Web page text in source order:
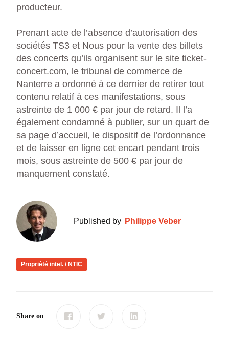
producteur.
Prenant acte de l’absence d’autorisation des
sociétés TS3 et Nous pour la vente des billets
des concerts qu’ils organisent sur le site ticket-
concert.com, le tribunal de commerce de
Nanterre a ordonné à ce dernier de retirer tout
contenu relatif à ces manifestations, sous
astreinte de 1 000 € par jour de retard. Il l’a
également condamné à publier, sur un quart de
sa page d’accueil, le dispositif de l’ordonnance
et de laisser en ligne cet encart pendant trois
mois, sous astreinte de 500 € par jour de
manquement constaté.
Published by Philippe Veber
Propriété intel. / NTIC
Share on